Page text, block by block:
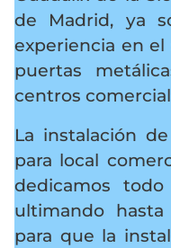
de Madrid, ya
experiencia en
puertas
centros
La instalación
para local
dedicamos
ultimando
para que la